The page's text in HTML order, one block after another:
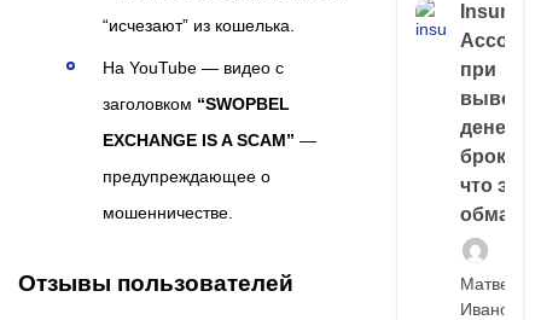
“исчезают” из кошелька.
На YouTube — видео с
заголовком “SWOPBEL
EXCHANGE IS A SCAM” —
предупреждающее о
мошенничестве.
Отзывы пользователей
Account
при
выводе
денег у
что это,
обман?
Матвей
Иванов